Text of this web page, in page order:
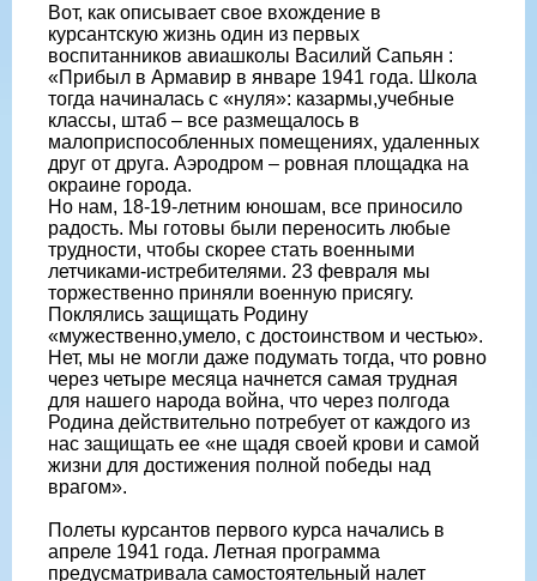
Вот, как описывает свое вхождение в
курсантскую жизнь один из первых
воспитанников авиашколы Василий Сапьян :
«Прибыл в Армавир в январе 1941 года. Школа
тогда начиналась с «нуля»: казармы,учебные
классы, штаб – все размещалось в
малоприспособленных помещениях, удаленных
друг от друга. Аэродром – ровная площадка на
окраине города.
Но нам, 18-19-летним юношам, все приносило
радость. Мы готовы были переносить любые
трудности, чтобы скорее стать военными
летчиками-истребителями. 23 февраля мы
торжественно приняли военную присягу.
Поклялись защищать Родину
«мужественно,умело, с достоинством и честью».
Нет, мы не могли даже подумать тогда, что ровно
через четыре месяца начнется самая трудная
для нашего народа война, что через полгода
Родина действительно потребует от каждого из
нас защищать ее «не щадя своей крови и самой
жизни для достижения полной победы над
врагом».
Полеты курсантов первого курса начались в
апреле 1941 года. Летная программа
предусматривала самостоятельный налет